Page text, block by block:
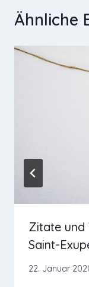
Ähnliche
Zitate und
Saint-
22. Januar